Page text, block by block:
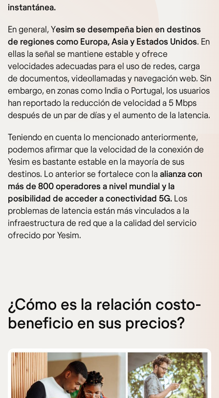
instantánea.
En general, Yesim se desempeña bien en destinos
de regiones como Europa, Asia y Estados Unidos. En
ellas la señal se mantiene estable y ofrece
velocidades adecuadas para el uso de redes, carga
de documentos, videollamadas y navegación web. Sin
embargo, en zonas como India o Portugal, los usuarios
han reportado la reducción de velocidad a 5 Mbps
después de un par de días y el aumento de la latencia.
Teniendo en cuenta lo mencionado anteriormente,
podemos afirmar que la velocidad de la conexión de
Yesim es bastante estable en la mayoría de sus
destinos. Lo anterior se fortalece con la alianza con
más de 800 operadores a nivel mundial y la
posibilidad de acceder a conectividad 5G. Los
problemas de latencia están más vinculados a la
infraestructura de red que a la calidad del servicio
ofrecido por Yesim.
¿Cómo es la relación costo-
beneficio en sus precios?